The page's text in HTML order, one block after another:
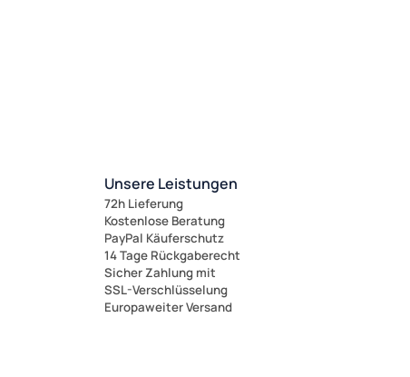
Unsere Leistungen
72h Lieferung
Kostenlose Beratung
PayPal Käuferschutz
14 Tage Rückgaberecht
Sicher Zahlung mit
SSL-Verschlüsselung
Europaweiter Versand